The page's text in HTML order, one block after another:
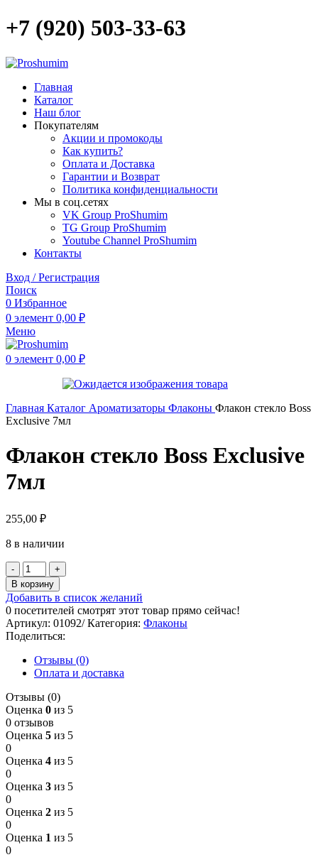
+7 (920) 503-33-63
Главная
Каталог
Наш блог
Покупателям
Акции и промокоды
Как купить?
Оплата и Доставка
Гарантии и Возврат
Политика конфиденциальности
Мы в соц.сетях
VK Group ProShumim
TG Group ProShumim
Youtube Channel ProShumim
Контакты
Вход / Регистрация
Поиск
0 Избранное
0 элемент 0,00 ₽
Меню
0 элемент 0,00 ₽
Главная Каталог Ароматизаторы Флаконы Флакон стекло Boss
Exclusive 7мл
Флакон стекло Boss Exclusive
7мл
255,00 ₽
8 в наличии
В корзину
Добавить в список желаний
0 посетителей смотрят этот товар прямо сейчас!
Артикул: 01092/Категория: Флаконы
Поделиться:
Отзывы (0)
Оплата и доставка
Отзывы (0)
Оценка 0 из 5
0 отзывов
Оценка 5 из 5
0
Оценка 4 из 5
0
Оценка 3 из 5
0
Оценка 2 из 5
0
Оценка 1 из 5
0